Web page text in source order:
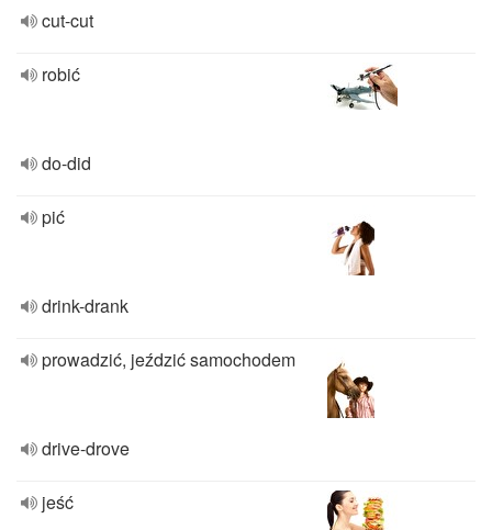
cut-cut
robić
do-did
pić
drink-drank
prowadzić, jeździć samochodem
drive-drove
jeść